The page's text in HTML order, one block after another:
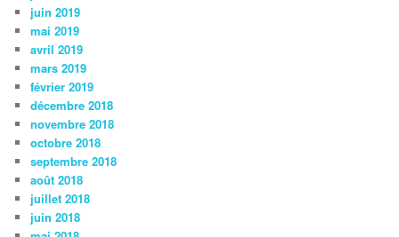
juin 2019
mai 2019
avril 2019
mars 2019
février 2019
décembre 2018
novembre 2018
octobre 2018
septembre 2018
août 2018
juillet 2018
juin 2018